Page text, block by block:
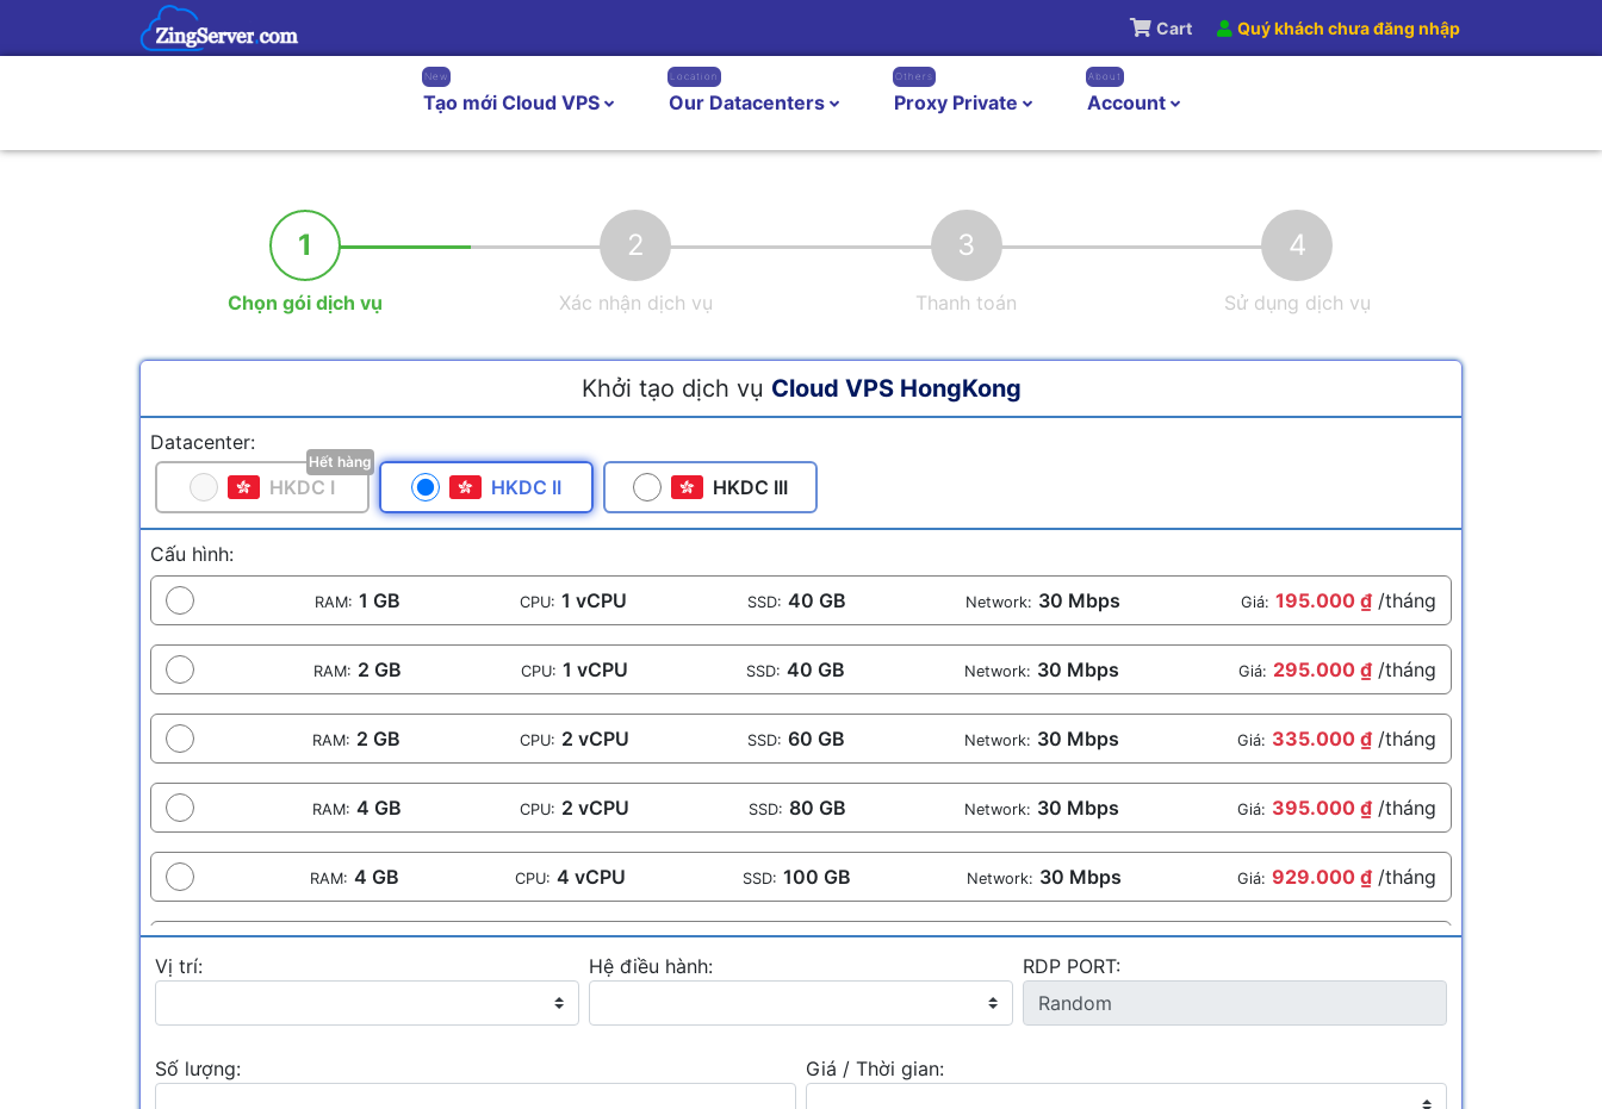
Cart Quý khách chưa đăng nhập
New
Tạo mới Cloud VPS
Location
Our Datacenters
Others
Proxy Private
About
Account
1
Chọn gói dịch vụ
2
Xác nhận dịch vụ
3
Thanh toán
4
Sử dụng dịch vụ
Khởi tạo dịch vụ Cloud VPS HongKong
Datacenter:
HKDC I
Hết hàng
HKDC II HKDC III
Cấu hình:
RAM: 1 GB CPU: 1 vCPU SSD: 40 GB Network: 30 Mbps Giá: 195.000 ₫ /tháng
RAM: 2 GB CPU: 1 vCPU SSD: 40 GB Network: 30 Mbps Giá: 295.000 ₫ /tháng
RAM: 2 GB CPU: 2 vCPU SSD: 60 GB Network: 30 Mbps Giá: 335.000 ₫ /tháng
RAM: 4 GB CPU: 2 vCPU SSD: 80 GB Network: 30 Mbps Giá: 395.000 ₫ /tháng
RAM: 4 GB CPU: 4 vCPU SSD: 100 GB Network: 30 Mbps Giá: 929.000 ₫ /tháng
Vị trí:
Hệ điều hành: RDP PORT:
Số lượng: Giá / Thời gian: